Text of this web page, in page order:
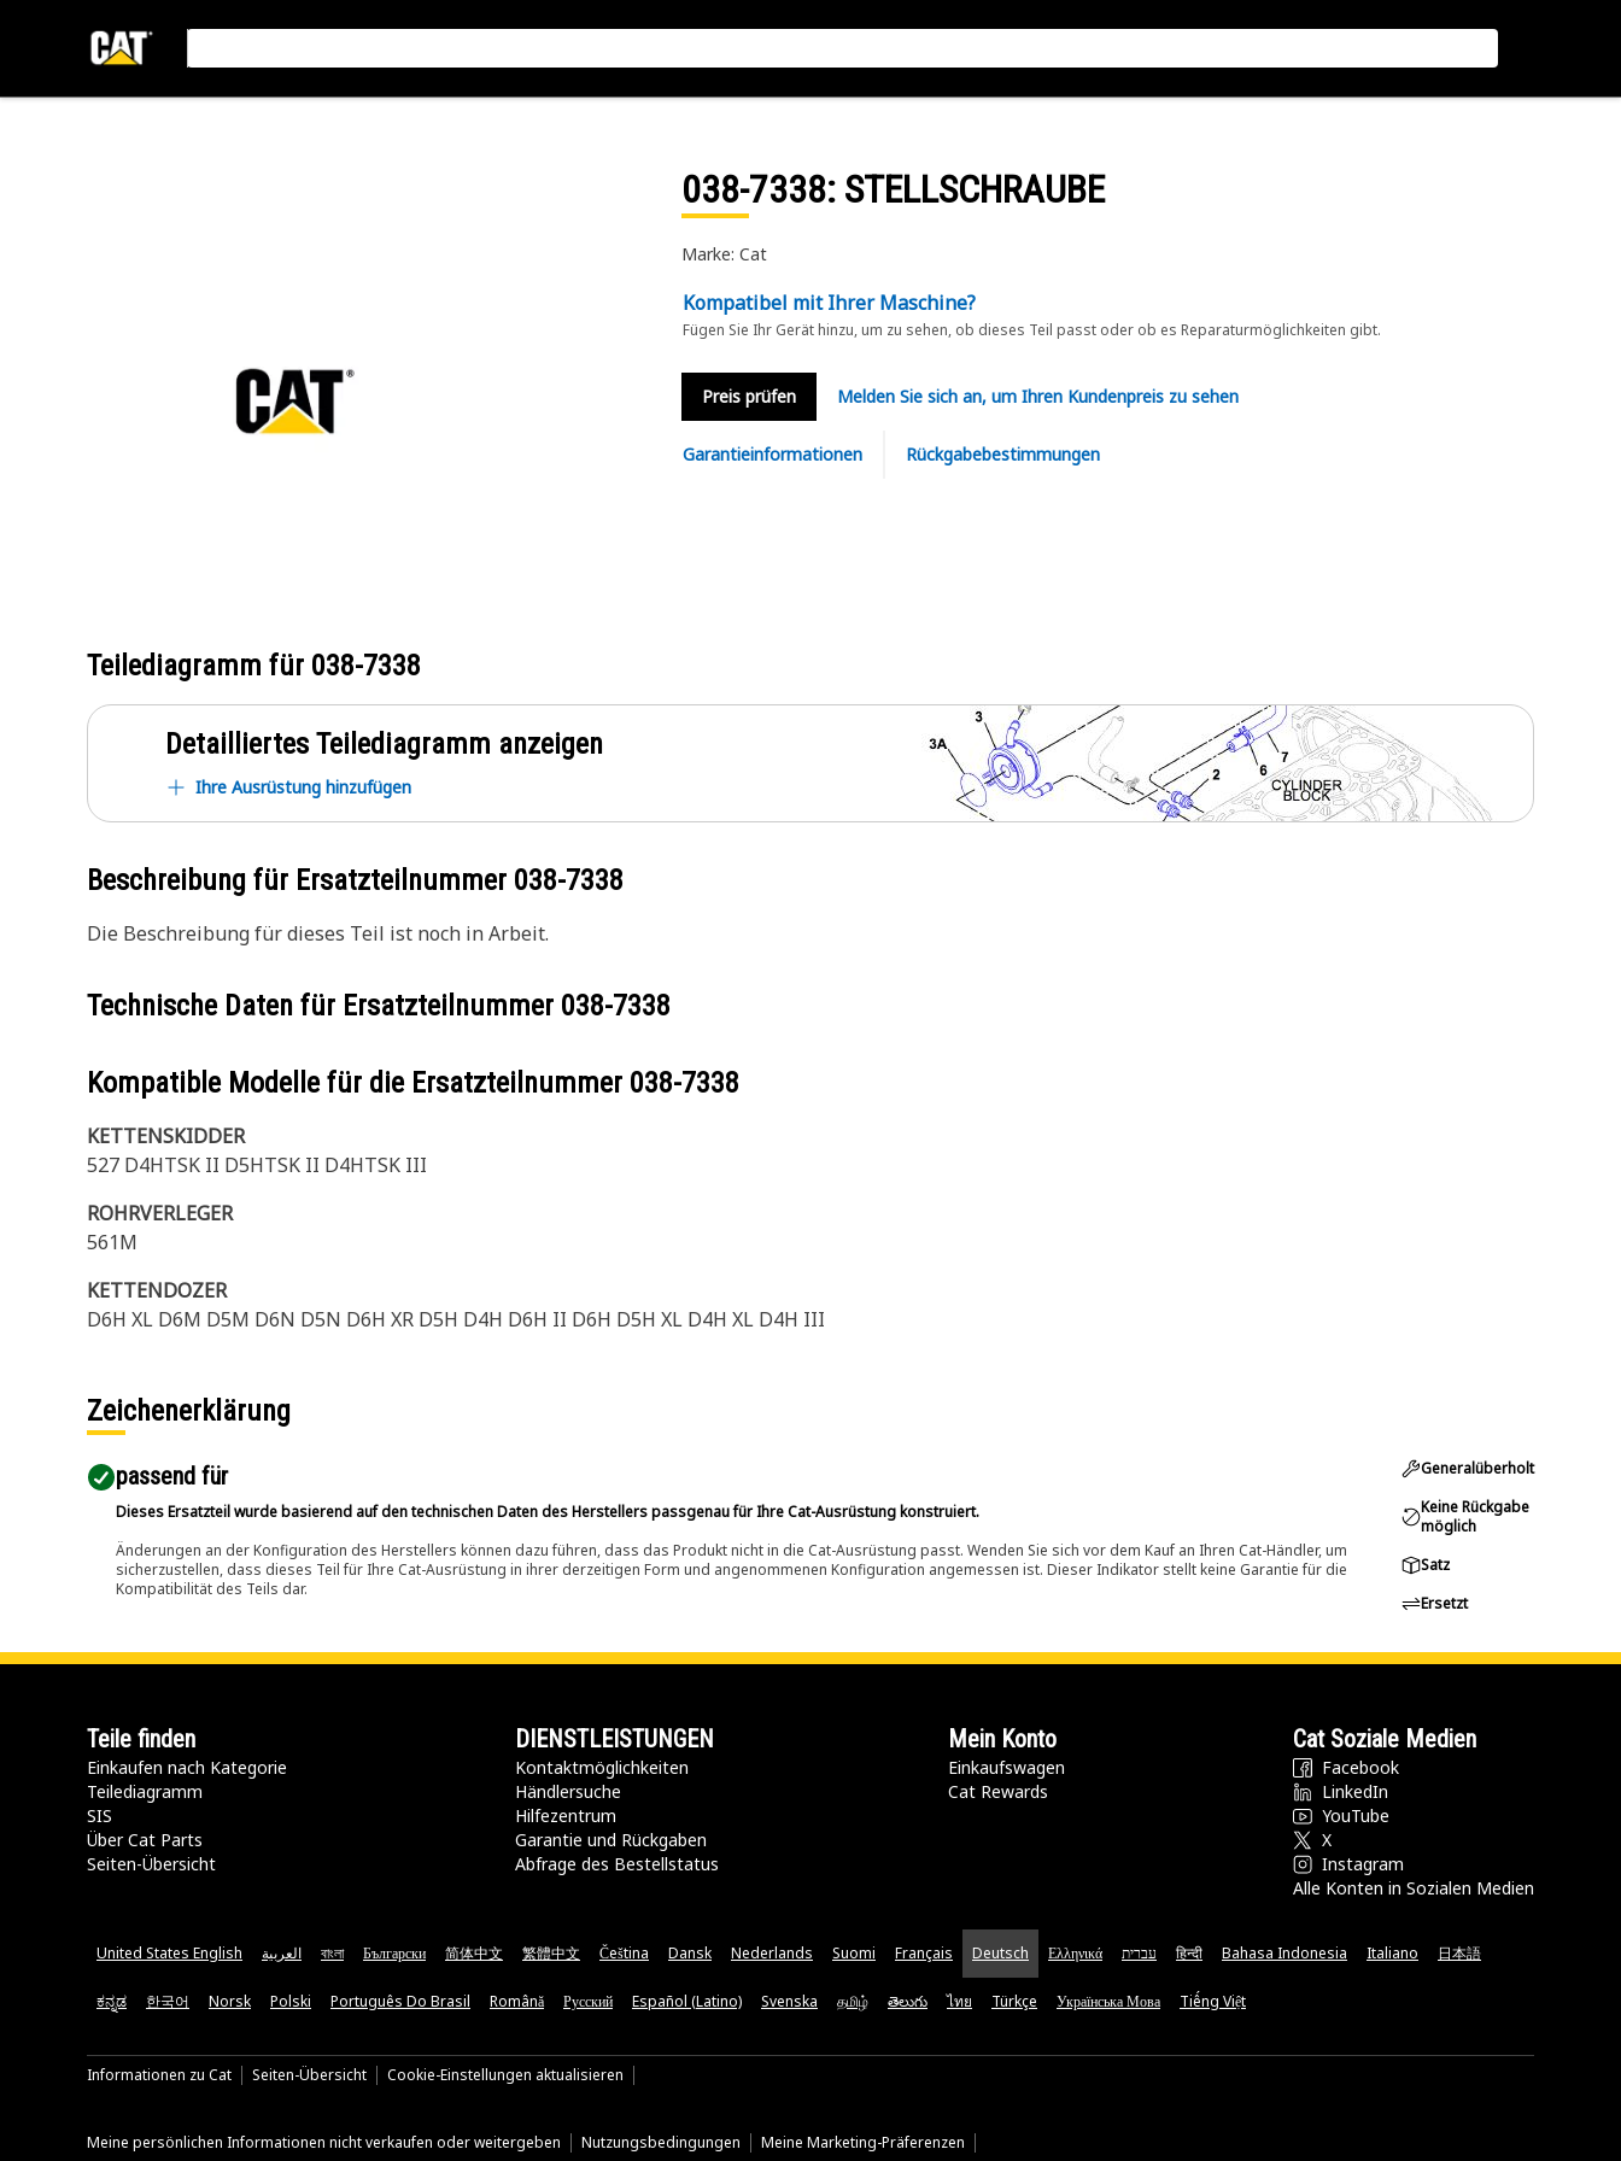
038-7338: STELLSCHRAUBE
Marke: Cat
Kompatibel mit Ihrer Maschine?
Fügen Sie Ihr Gerät hinzu, um zu sehen, ob dieses Teil passt oder ob es Reparaturmöglichkeiten gibt.
Preis prüfen Melden Sie sich an, um Ihren Kundenpreis zu sehen
Garantieinformationen Rückgabebestimmungen
Teilediagramm für 038-7338
Detailliertes Teilediagramm anzeigen
Ihre Ausrüstung hinzufügen
Beschreibung für Ersatzteilnummer 038-7338
Die Beschreibung für dieses Teil ist noch in Arbeit.
Technische Daten für Ersatzteilnummer 038-7338
Kompatible Modelle für die Ersatzteilnummer 038-7338
KETTENSKIDDER
527 D4HTSK II D5HTSK II D4HTSK III
ROHRVERLEGER
561M
KETTENDOZER
D6H XL D6M D5M D6N D5N D6H XR D5H D4H D6H II D6H D5H XL D4H XL D4H III
Zeichenerklärung
passend für​
Dieses Ersatzteil wurde basierend auf den technischen Daten des Herstellers passgenau für Ihre Cat-Ausrüstung konstruiert.
Änderungen an der Konfiguration des Herstellers können dazu führen, dass das Produkt nicht in die Cat-Ausrüstung passt. Wenden Sie sich vor dem Kauf an Ihren Cat-Händler, um
sicherzustellen, dass dieses Teil für Ihre Cat-Ausrüstung in ihrer derzeitigen Form und angenommenen Konfiguration angemessen ist. Dieser Indikator stellt keine Garantie für die
Kompatibilität des Teils dar.
Generalüberholt
Keine Rückgabe
möglich
Satz
Ersetzt
Teile finden
Einkaufen nach Kategorie
Teilediagramm
SIS
Über Cat Parts
Seiten-Übersicht
DIENSTLEISTUNGEN
Kontaktmöglichkeiten​
Händlersuche
Hilfezentrum
Garantie und Rückgaben
Abfrage des Bestellstatus
Mein Konto
Einkaufswagen
Cat Rewards
Cat Soziale Medien
Facebook
LinkedIn
YouTube
X
Instagram
Alle Konten in Sozialen Medien
United States English العربية বাংলা Български 简体中文 繁體中文 Čeština Dansk Nederlands Suomi Français Deutsch Ελληνικά עברית हिन्दी Bahasa Indonesia Italiano 日本語
ಕನ್ನಡ 한국어 Norsk Polski Português Do Brasil Română Русский Español (Latino) Svenska தமிழ் తెలుగు ไทย Türkçe Українська Мова Tiếng Việt
Informationen zu Cat Seiten-Übersicht Cookie-Einstellungen aktualisieren
Meine persönlichen Informationen nicht verkaufen oder weitergeben Nutzungsbedingungen Meine Marketing-Präferenzen